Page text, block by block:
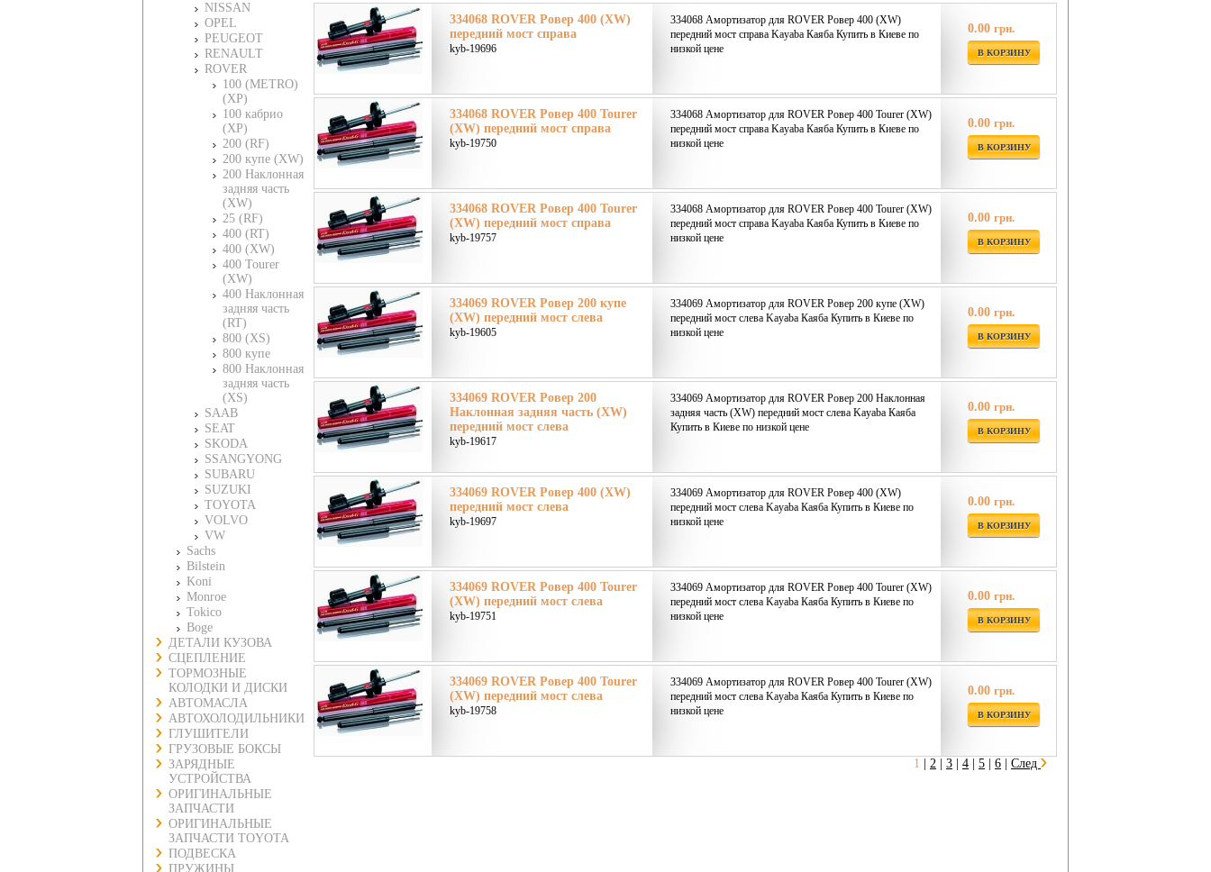
NISSAN
OPEL
PEUGEOT
RENAULT
ROVER
100 (METRO)
(XP)
100 кабрио
(XP)
200 (RF)
200 купе (XW)
200 Наклонная
задняя часть
(XW)
25 (RF)
400 (RT)
400 (XW)
400 Tourer
(XW)
400 Наклонная
задняя часть
(RT)
800 (XS)
800 купе
800 Наклонная
задняя часть
(XS)
SAAB
SEAT
SKODA
SSANGYONG
SUBARU
SUZUKI
TOYOTA
VOLVO
VW
Sachs
Bilstein
Koni
Monroe
Tokico
Boge
ДЕТАЛИ КУЗОВА
СЦЕПЛЕНИЕ
ТОРМОЗНЫЕ
КОЛОДКИ И ДИСКИ
АВТОМАСЛА
АВТОХОЛОДИЛЬНИКИ
ГЛУШИТЕЛИ
ГРУЗОВЫЕ БОКСЫ
ЗАРЯДНЫЕ
УСТРОЙСТВА
ОРИГИНАЛЬНЫЕ
ЗАПЧАСТИ
ОРИГИНАЛЬНЫЕ
ЗАПЧАСТИ TOYOTA
ПОДВЕСКА
ПРУЖИНЫ
334068 ROVER Ровер 400 (XW)
передний мост справа
kyb-19696
334068 Амортизатор для ROVER Ровер 400 (XW)
передний мост справа Kayaba Каяба Купить в Киеве по
низкой цене
0.00 грн.
В КОРЗИНУ
334068 ROVER Ровер 400 Tourer
(XW) передний мост справа
kyb-19750
334068 Амортизатор для ROVER Ровер 400 Tourer (XW)
передний мост справа Kayaba Каяба Купить в Киеве по
низкой цене
0.00 грн.
В КОРЗИНУ
334068 ROVER Ровер 400 Tourer
(XW) передний мост справа
kyb-19757
334068 Амортизатор для ROVER Ровер 400 Tourer (XW)
передний мост справа Kayaba Каяба Купить в Киеве по
низкой цене
0.00 грн.
В КОРЗИНУ
334069 ROVER Ровер 200 купе
(XW) передний мост слева
kyb-19605
334069 Амортизатор для ROVER Ровер 200 купе (XW)
передний мост слева Kayaba Каяба Купить в Киеве по
низкой цене
0.00 грн.
В КОРЗИНУ
334069 ROVER Ровер 200
Наклонная задняя часть (XW)
передний мост слева
kyb-19617
334069 Амортизатор для ROVER Ровер 200 Наклонная
задняя часть (XW) передний мост слева Kayaba Каяба
Купить в Киеве по низкой цене
0.00 грн.
В КОРЗИНУ
334069 ROVER Ровер 400 (XW)
передний мост слева
kyb-19697
334069 Амортизатор для ROVER Ровер 400 (XW)
передний мост слева Kayaba Каяба Купить в Киеве по
низкой цене
0.00 грн.
В КОРЗИНУ
334069 ROVER Ровер 400 Tourer
(XW) передний мост слева
kyb-19751
334069 Амортизатор для ROVER Ровер 400 Tourer (XW)
передний мост слева Kayaba Каяба Купить в Киеве по
низкой цене
0.00 грн.
В КОРЗИНУ
334069 ROVER Ровер 400 Tourer
(XW) передний мост слева
kyb-19758
334069 Амортизатор для ROVER Ровер 400 Tourer (XW)
передний мост слева Kayaba Каяба Купить в Киеве по
низкой цене
0.00 грн.
В КОРЗИНУ
1 2 3 4 5 6 След